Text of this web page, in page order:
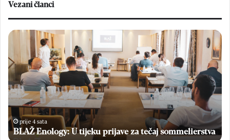
Vezani članci
BLAŽ
Enology:
U
tijeku
prijave
za
tečaj
sommelierstva
prije 4 sata
BLAŽ Enology: U tijeku prijave za tečaj sommelierstva
i